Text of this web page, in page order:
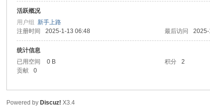
活跃概况
用户组新手上路
注册时间
2025-1-13 06:48 最后访问
统计信息
已用空间
0 B 积分 2
贡献
0
Powered by Discuz! X3.4